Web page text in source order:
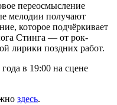
переосмысление
мелодии получают
которое подчёркивает
Стинга — от рок-
лирики поздних работ.
в 19:00 на сцене
здесь.